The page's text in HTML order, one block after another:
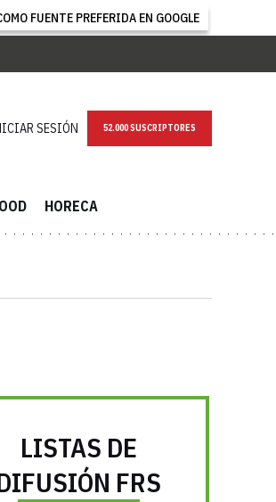
FUENTE PREFERIDA EN GOOGLE
SESIÓN 52.000 SUSCRIPTORES
HORECA
LISTAS DE
FRS